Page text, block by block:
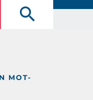
MOT-